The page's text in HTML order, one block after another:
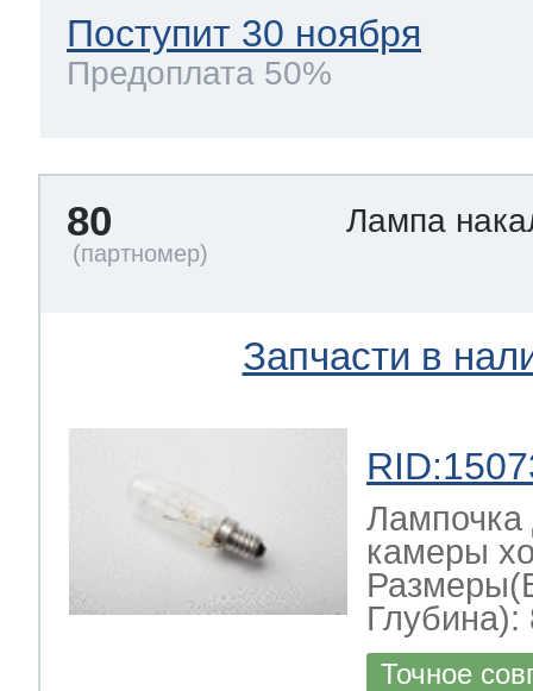
Поступит 30 ноября
Предоплата 50%
80 Лампа
Запчасти в
Лампочка
камеры
Глубина):
Точное